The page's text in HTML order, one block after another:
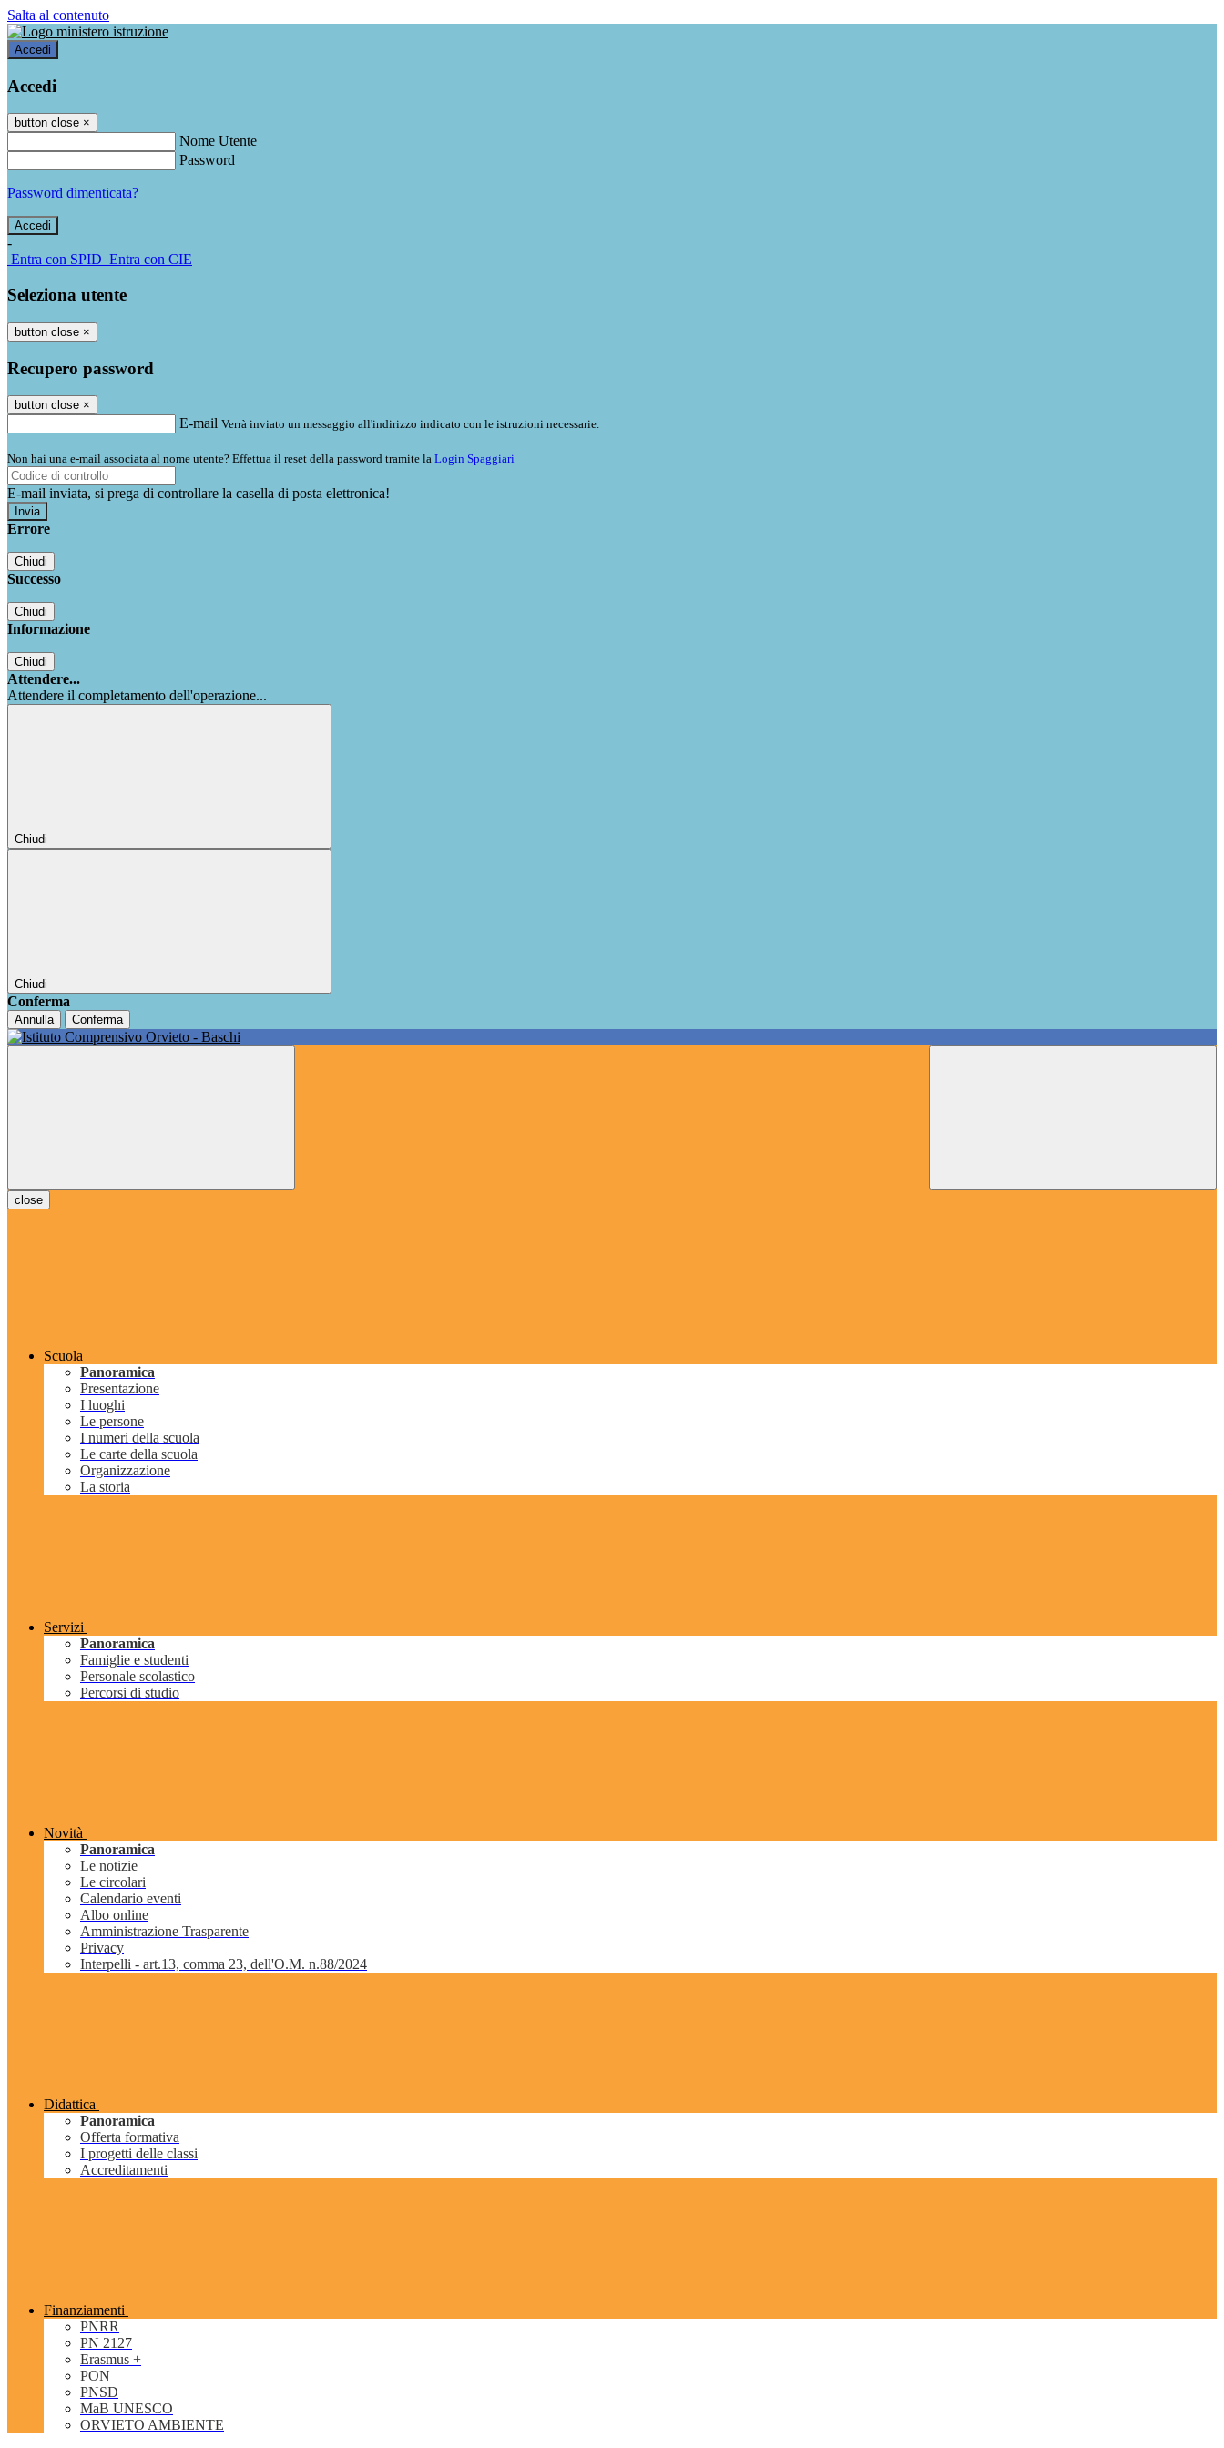
Salta al contenuto
Accedi
Accedi
button close ×
Nome Utente
Password
Password dimenticata?
-
Entra con SPID Entra con CIE
Seleziona utente
button close ×
Recupero password
button close ×
E-mail Verrà inviato un messaggio all'indirizzo indicato con le istruzioni necessarie.
Non hai una e-mail associata al nome utente? Effettua il reset della password tramite la Login Spaggiari
E-mail inviata, si prega di controllare la casella di posta elettronica!
Errore
Chiudi
Successo
Chiudi
Informazione
Chiudi
Attendere...
Attendere il completamento dell'operazione...
Chiudi
Chiudi
Conferma
Annulla Conferma
close
Scuola
Panoramica
Presentazione
I luoghi
Le persone
I numeri della scuola
Le carte della scuola
Organizzazione
La storia
Servizi
Panoramica
Famiglie e studenti
Personale scolastico
Percorsi di studio
Novità
Panoramica
Le notizie
Le circolari
Calendario eventi
Albo online
Amministrazione Trasparente
Privacy
Interpelli - art.13, comma 23, dell'O.M. n.88/2024
Didattica
Panoramica
Offerta formativa
I progetti delle classi
Accreditamenti
Finanziamenti
PNRR
PN 2127
Erasmus +
PON
PNSD
MaB UNESCO
ORVIETO AMBIENTE